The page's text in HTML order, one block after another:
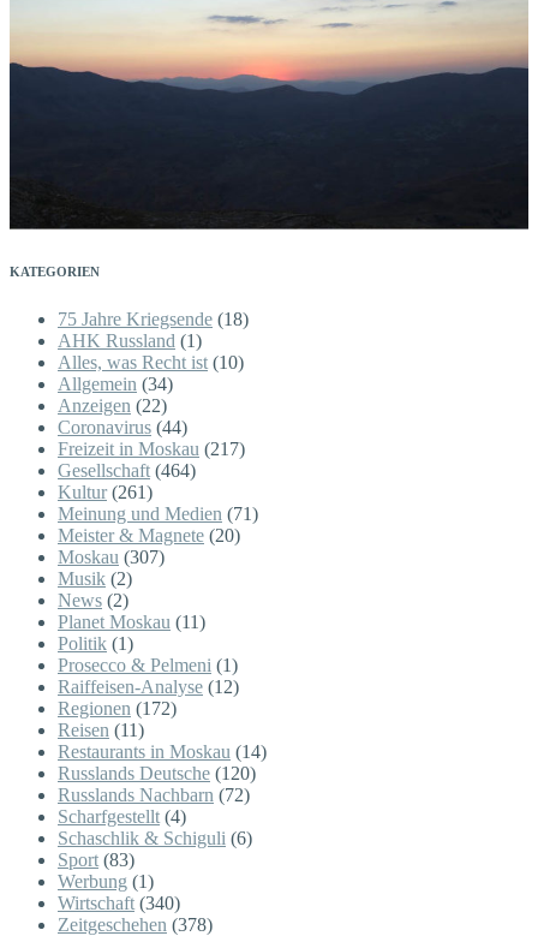
KATEGORIEN
75 Jahre Kriegsende (18)
AHK Russland (1)
Alles, was Recht ist (10)
Allgemein (34)
Anzeigen (22)
Coronavirus (44)
Freizeit in Moskau (217)
Gesellschaft (464)
Kultur(261)
Meinung und Medien (71)
Meister & Magnete (20)
Moskau (307)
Musik (2)
News (2)
Planet Moskau (11)
Politik (1)
Prosecco & Pelmeni (1)
Raiffeisen-Analyse (12)
Regionen (172)
Reisen (11)
Restaurants in Moskau (14)
Russlands Deutsche (120)
Russlands Nachbarn (72)
Scharfgestellt (4)
Schaschlik & Schiguli (6)
Sport (83)
Werbung (1)
Wirtschaft (340)
Zeitgeschehen (378)